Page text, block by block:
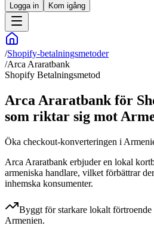
Logga in Kom igång
/Shopify-betalningsmetoder
/Arca Araratbank
Shopify Betalningsmetod
Arca Araratbank för
som riktar sig mot
Öka checkout-konverteringen i
Arca Araratbank erbjuder en lokal
armeniska handlare, vilket förbättrar
inhemska konsumenter.
Byggt för starkare lokalt
Armenien.